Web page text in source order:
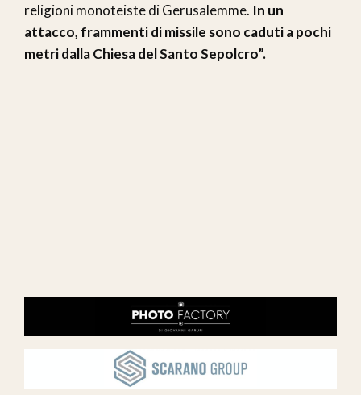
religioni monoteiste di Gerusalemme. In un
attacco, frammenti di missile sono caduti a pochi
metri dalla Chiesa del Santo Sepolcro”.